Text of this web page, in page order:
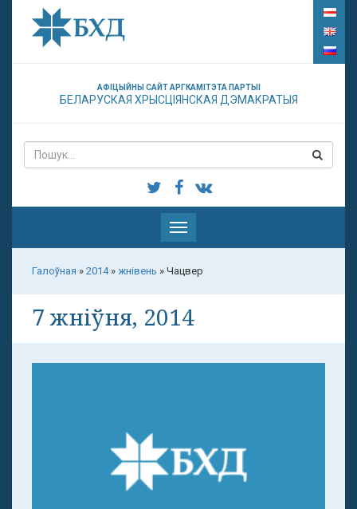
АФІЦЫЙНЫ САЙТ АРГКАМІТЭТА ПАРТЫІ
БЕЛАРУСКАЯ ХРЫСЦІЯНСКАЯ ДЭМАКРАТЫЯ
Паказаць
меню
Галоўная » 2014» жнівень » Чацвер
7 жніўня, 2014